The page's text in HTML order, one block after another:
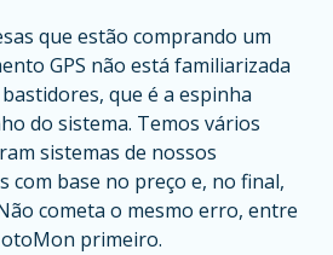
que estão comprando um
GPS não está familiarizada
que é a espinha
do sistema. Temos vários
sistemas de nossos
com base no preço e, no final,
cometa o mesmo erro, entre
primeiro.